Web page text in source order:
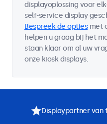
displayoplossing voor
self-service display
Bespreek de optiesmet
helpen u graag bij het
staan klaar om al uw
onze kiosk displays.
Displaypartner van